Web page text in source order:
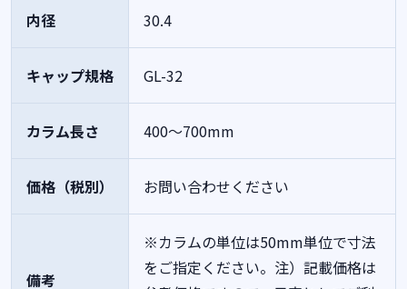
内径 30.4
キャップ規格 GL-32
カラム長さ 400～700mm
価格（税別） お問い合わせください
備考
※カラムの単位は50mm単位で寸法
をご指定ください。注）記載価格は